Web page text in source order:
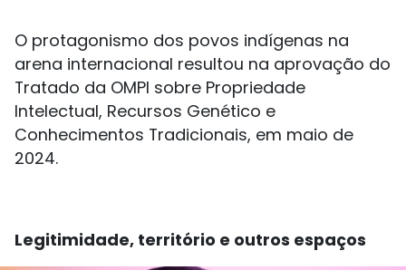
O protagonismo dos povos indígenas na
arena internacional resultou na aprovação do
Tratado da OMPI sobre Propriedade
Intelectual, Recursos Genético e
Conhecimentos Tradicionais, em maio de
2024.
Legitimidade, território e outros espaços